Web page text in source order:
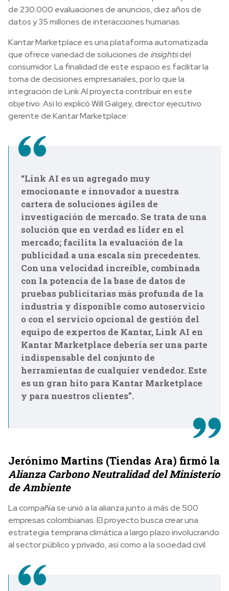
de 230.000 evaluaciones de anuncios, diez años de
datos y 35 millones de interacciones humanas.
Kantar Marketplace es una plataforma automatizada
que ofrece variedad de soluciones de insightsdel
consumidor. La finalidad de este espacio es facilitar la
toma de decisiones empresariales, por lo que la
integración de Link AI proyecta contribuir en este
objetivo. Así lo explicó Will Galgey, director ejecutivo
gerente de Kantar Marketplace:
“Link AI es un agregado muy
emocionante e innovador a nuestra
cartera de soluciones ágiles de
investigación de mercado. Se trata de una
solución que en verdad es líder en el
mercado; facilita la evaluación de la
publicidad a una escala sin precedentes.
Con una velocidad increíble, combinada
con la potencia de la base de datos de
pruebas publicitarias más profunda de la
industria y disponible como autoservicio
o con el servicio opcional de gestión del
equipo de expertos de Kantar, Link AI en
Kantar Marketplace debería ser una parte
indispensable del conjunto de
herramientas de cualquier vendedor. Este
es un gran hito para Kantar Marketplace
y para nuestros clientes”.
Jerónimo Martins (Tiendas Ara) firmó la
Alianza Carbono Neutralidad del Ministerio
de Ambiente
La compañía se unió a la alianza junto a más de 500
empresas colombianas. El proyecto busca crear una
estrategia temprana climática a largo plazo involucrando
al sector público y privado, así como a la sociedad civil.